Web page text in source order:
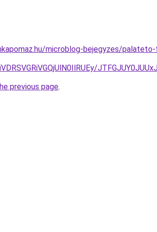
microblog-bejegyzes/
previous page.